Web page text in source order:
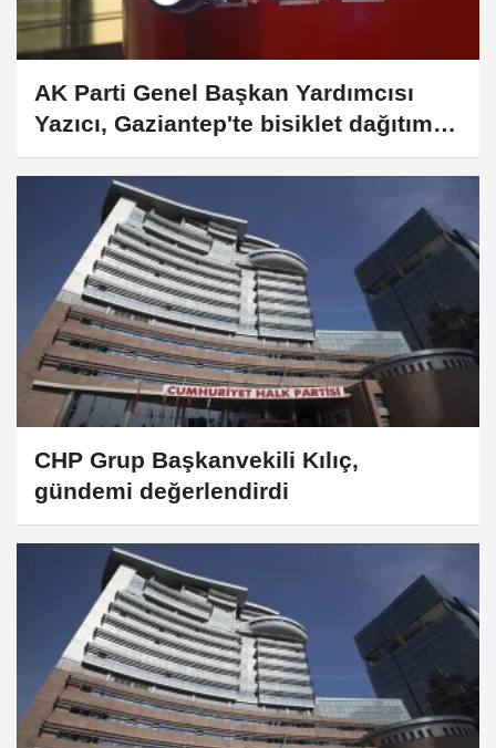
AK Parti Genel Başkan Yardımcısı
Yazıcı, Gaziantep'te bisiklet dağıtım
törenine katıldı:
CHP Grup Başkanvekili Kılıç,
gündemi değerlendirdi